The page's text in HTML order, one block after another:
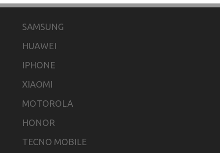
SAMSUNG
HUAWEI
IPHONE
XIAOMI
MOTOROLA
HONOR
TECNO MOBILE